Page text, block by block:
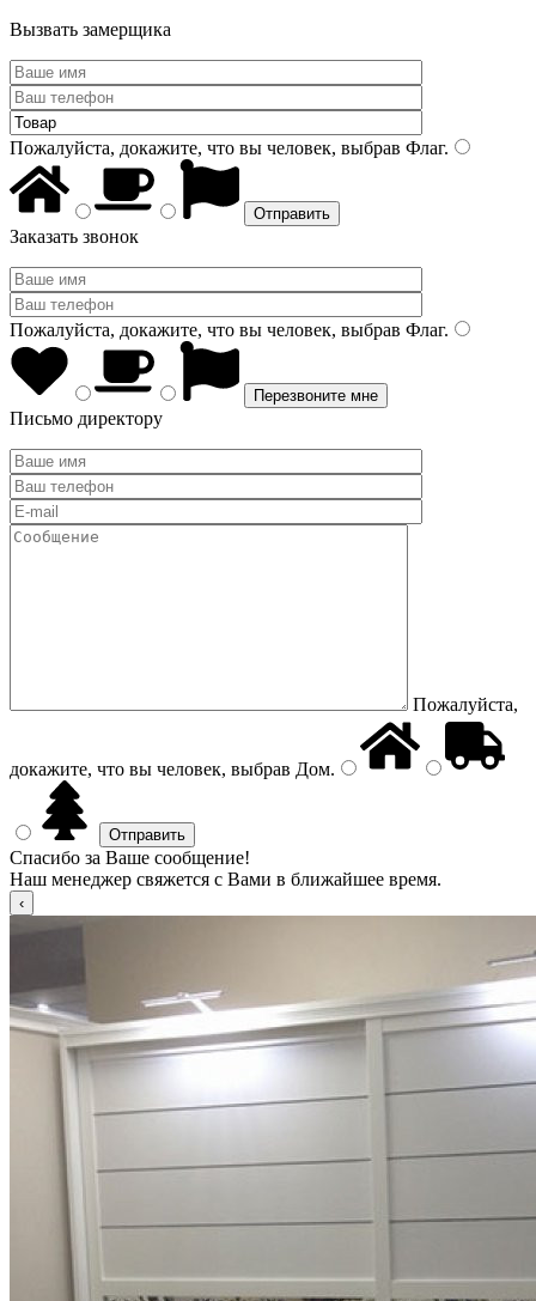
Вызвать замерщика
Пожалуйста, докажите, что вы человек, выбрав Флаг.
Заказать звонок
Пожалуйста, докажите, что вы человек, выбрав Флаг.
Письмо директору
Пожалуйста,
докажите, что вы человек, выбрав Дом.
Спасибо за Ваше сообщение!
Наш менеджер свяжется с Вами в ближайшее время.